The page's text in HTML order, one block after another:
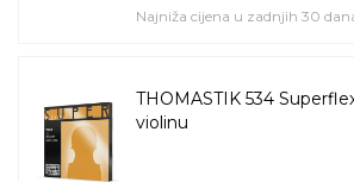
Najniža cijena u zadnjih 30
THOMASTIK 534
violinu